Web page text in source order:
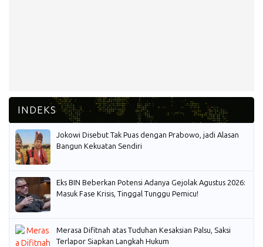
Jokowi Disebut Tak Puas dengan Prabowo, jadi Alasan
Bangun Kekuatan Sendiri
Eks BIN Beberkan Potensi Adanya Gejolak Agustus 2026:
Masuk Fase Krisis, Tinggal Tunggu Pemicu!
Merasa Difitnah atas Tuduhan Kesaksian Palsu, Saksi
Terlapor Siapkan Langkah Hukum